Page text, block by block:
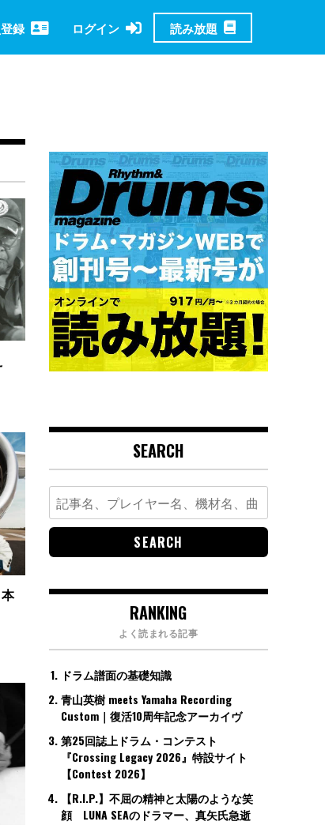
録 ログイン 読み放題
SEARCH
Search
for:
RANKING
よく読まれる記事
ドラム譜面の基礎知識
青山英樹 meets Yamaha Recording
Custom｜復活10周年記念アーカイヴ
第25回誌上ドラム・コンテスト
『Crossing Legacy 2026』特設サイト
【Contest 2026】
【R.I.P.】不屈の精神と太陽のような笑
顔 LUNA SEAのドラマー、真矢氏急逝